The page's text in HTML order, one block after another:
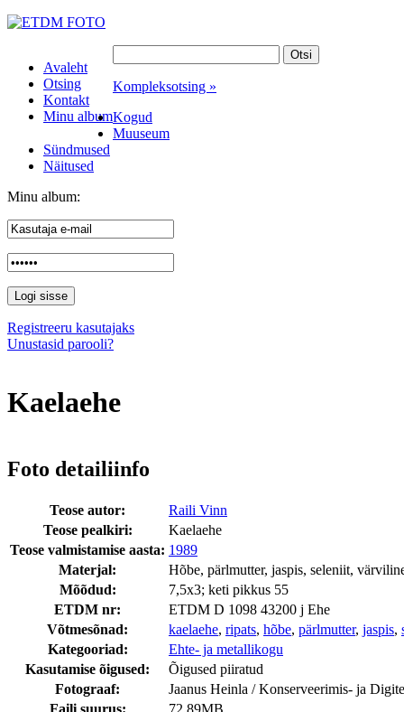
Avaleht
Otsing
Kontakt
Minu album
Kompleksotsing »
Kogud
Muuseum
Sündmused
Näitused
Minu album:
Registreeru kasutajaks
Unustasid parooli?
Kaelaehe
Foto detailiinfo
Teose autor:
Raili Vinn
Teose pealkiri:
Kaelaehe
Teose valmistamise aasta: 1989
Materjal:
Hõbe, pärlmutter, jaspis, seleniit,
Mõõdud:
7,5x3; keti pikkus 55
ETDM nr:
ETDM D 1098 43200 j Ehe
Võtmesõnad:
kaelaehe, ripats, hõbe, pärlmutter, jaspis,
Kategooriad:
Ehte- ja metallikogu
Kasutamise õigused:
Õigused piiratud
Fotograaf:
Jaanus Heinla / Konserveerimis- ja
Faili suurus:
72.89MB